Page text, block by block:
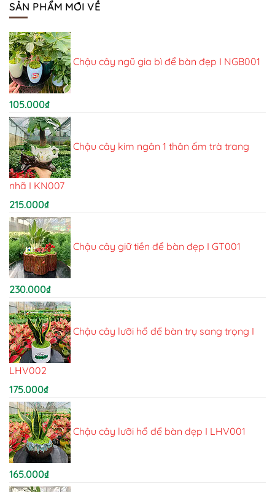
SẢN PHẨM MỚI VỀ
Chậu cây ngũ gia bì để bàn đẹp I NGB001
105.000₫
Chậu cây kim ngân 1 thân ấm trà trang
nhã I KN007
215.000₫
Chậu cây giữ tiền để bàn đẹp I GT001
230.000₫
Chậu cây lưỡi hổ để bàn trụ sang trọng I
LHV002
175.000₫
Chậu cây lưỡi hổ để bàn đẹp I LHV001
165.000₫